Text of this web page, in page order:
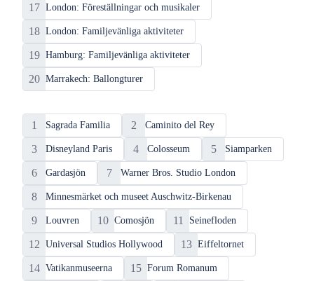
17 London: Föreställningar och musikaler
18 London: Familjevänliga aktiviteter
19 Hamburg: Familjevänliga aktiviteter
20 Marrakech: Ballongturer
attraktioner
1 Sagrada Familia 2 Caminito del Rey
3 Disneyland Paris 4 Colosseum 5 Siamparken
6 Gardasjön 7 Warner Bros. Studio London
8 Minnesmärket och museet Auschwitz-Birkenau
9 Louvren 10 Comosjön 11 Seinefloden
12 Universal Studios Hollywood 13 Eiffeltornet
14 Vatikanmuseerna 15 Forum Romanum